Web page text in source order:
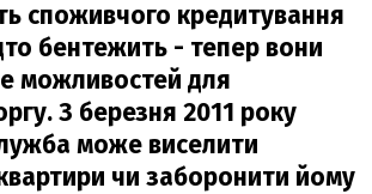
споживчого кредитування
бентежить - тепер вони
можливостей для
З березня 2011 року
може виселити
чи заборонити йому